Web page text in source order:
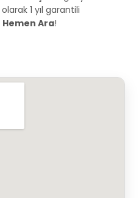
olarak 1 yıl garantili
Hemen Ara!